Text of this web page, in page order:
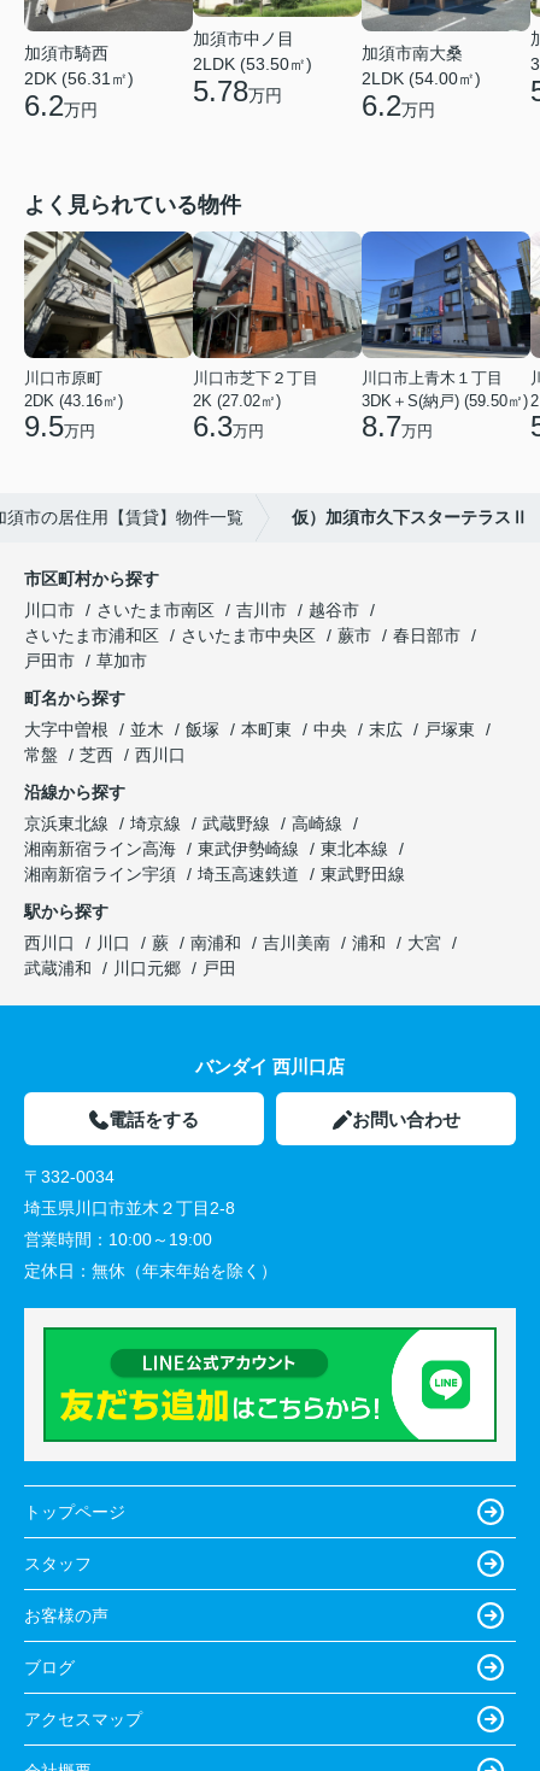
加須市騎西
2DK (56.31㎡)
6.2万円
加須市中ノ目
2LDK (53.50㎡)
5.78万円
加須市南大桑
2LDK (54.00㎡)
6.2万円
よく見られている物件
川口市原町
2DK (43.16㎡)
9.5万円
川口市芝下２丁目
2K (27.02㎡)
6.3万円
川口市上青木１丁目
3DK＋S(納戸) (59.50㎡)
8.7万円
須市の居住用【賃貸】物件一覧 仮）加須市久下スターテラスⅡ
市区町村から探す
川口市
さいたま市南区 吉川市
越谷市
さいたま市浦和区
さいたま市中央区 蕨市
春日部市
戸田市
草加市
町名から探す
大字中曽根
並木 飯塚 本町東 中央 末広
戸塚東
常盤
芝西
西川口
沿線から探す
京浜東北線
埼京線 武蔵野線
高崎線
湘南新宿ライン高海
東武伊勢崎線
東北本線
湘南新宿ライン宇須
埼玉高速鉄道
東武野田線
駅から探す
西川口
川口 蕨 南浦和 吉川美南 浦和
大宮
武蔵浦和
川口元郷 戸田
バンダイ 西川口店
電話をする お問い合わせ
〒332-0034
埼玉県川口市並木２丁目2-8
営業時間： 10:00～19:00
定休日： 無休（年末年始を除く）
トップページ
スタッフ
お客様の声
ブログ
アクセスマップ